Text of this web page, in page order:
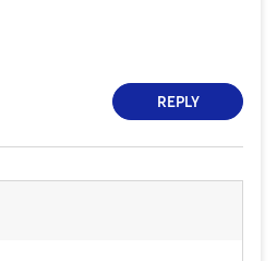
REPLY